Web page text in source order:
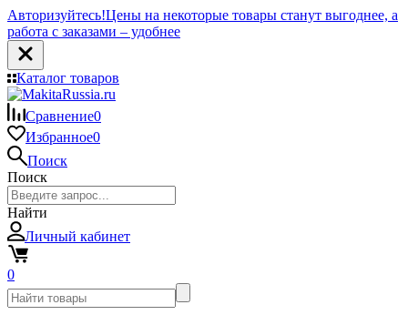
Авторизуйтесь!Цены на некоторые товары станут выгоднее, а
работа с заказами – удобнее
Каталог товаров
Сравнение0
Избранное0
Поиск
Поиск
Найти
Личный кабинет
0